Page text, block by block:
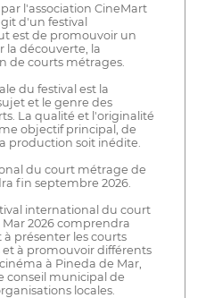
l'association CineMart
d'un festival
est de promouvoir un
la découverte, la
de courts métrages.
du festival est la
et le genre des
La qualité et l'originalité
objectif principal, de
production soit inédite.
du court métrage de
fin septembre 2026.
international du court
2026 comprendra
à présenter les courts
à promouvoir différents
à Pineda de Mar,
conseil municipal de
locales.